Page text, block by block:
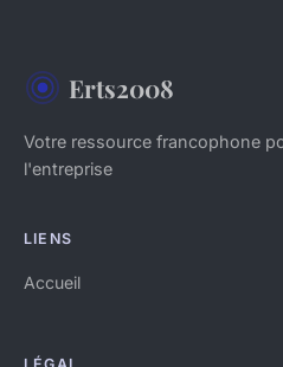
Erts2008
Votre ressource francophone
l'entreprise
LIENS
Accueil